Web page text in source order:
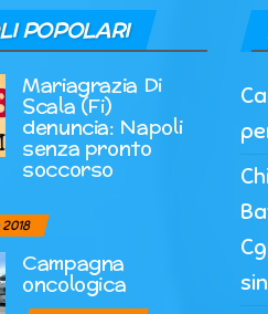
POPOLARI
Mariagrazia Di
Scala (Fi)
denuncia: Napoli
senza pronto
soccorso
Campagna
oncologica